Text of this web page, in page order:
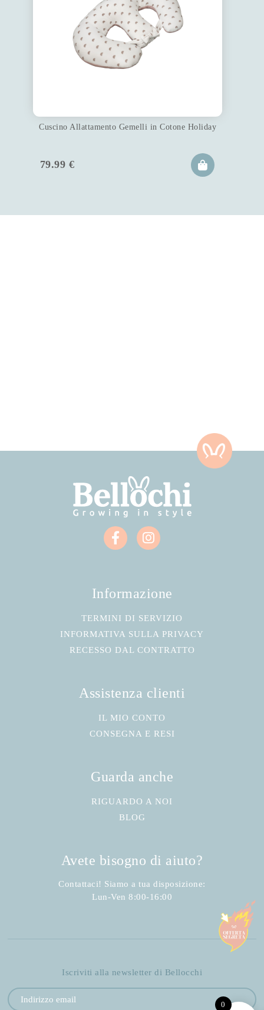
Cuscino Allattamento Gemelli in Cotone Holiday
79.99 €
Informazione
TERMINI DI SERVIZIO
INFORMATIVA SULLA PRIVACY
RECESSO DAL CONTRATTO
Assistenza clienti
IL MIO CONTO
CONSEGNA E RESI
Guarda anche
RIGUARDO A NOI
BLOG
Avete bisogno di aiuto?
Contattaci! Siamo a tua disposizione:
Lun-Ven 8:00-16:00
Iscriviti alla newsletter di Bellocchi
0